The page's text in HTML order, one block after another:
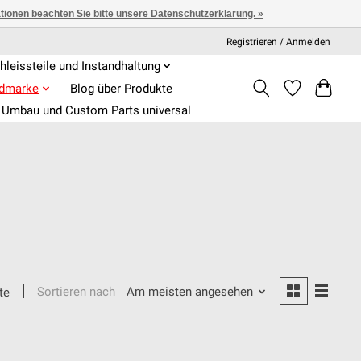
Registrieren / Anmelden
und Instandhaltung
Blog über Produkte
Umbau und Custom Parts universal
Sortieren nach Am meisten angesehen
beachten Sie bitte unsere Datenschutzerklärung. »